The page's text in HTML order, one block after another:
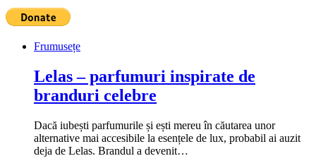
Frumusețe
Lelas – parfumuri inspirate de
branduri celebre
Dacă iubești parfumurile și ești mereu în căutarea unor
alternative mai accesibile la esențele de lux, probabil ai auzit
deja de Lelas. Brandul a devenit…